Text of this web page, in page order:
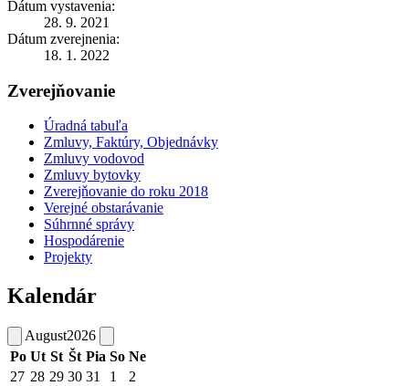
Dátum vystavenia:
28. 9. 2021
Dátum zverejnenia:
18. 1. 2022
Zverejňovanie
Úradná tabuľa
Zmluvy, Faktúry, Objednávky
Zmluvy vodovod
Zmluvy bytovky
Zverejňovanie do roku 2018
Verejné obstarávanie
Súhrnné správy
Hospodárenie
Projekty
Kalendár
August2026
Po Ut St Št Pia So Ne
27 28 29 30 31 1
2